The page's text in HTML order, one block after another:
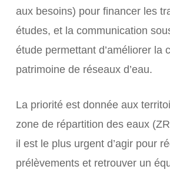
aux besoins) pour financer les
études, et la communication
étude permettant d’améliorer la
patrimoine de réseaux d’eau.
La priorité est donnée aux
zone de répartition des eaux
il est le plus urgent d’agir pour
prélèvements et retrouver un